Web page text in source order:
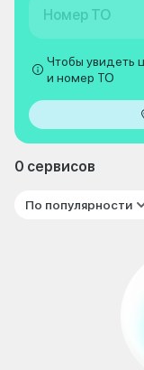
Номер ТО
Чтобы увидеть
и номер ТО
0 сервисов
По популярности